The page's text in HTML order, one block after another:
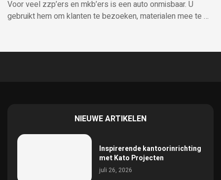
Voor veel zzp’ers en mkb’ers is een auto onmisbaar. U
gebruikt hem om klanten te bezoeken, materialen mee te …
NIEUWE ARTIKELEN
Inspirerende kantoorinrichting
met Kato Projecten
juli 26, 2026